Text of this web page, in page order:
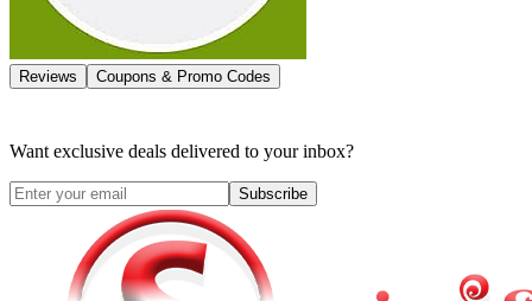
Reviews Coupons & Promo Codes
Want exclusive deals delivered to your inbox?
Subscribe